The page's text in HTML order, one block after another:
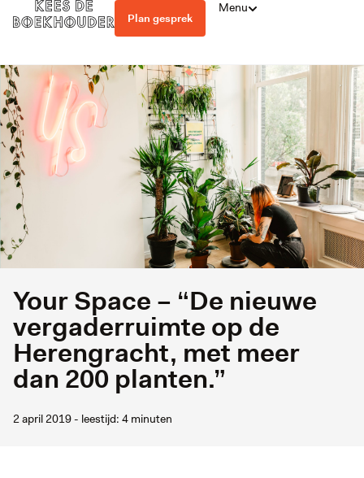
Plan gesprek
Menu
Your Space – “De nieuwe
vergaderruimte op de
Herengracht, met meer
dan 200 planten.”
2 april 2019 - leestijd: 4 minuten